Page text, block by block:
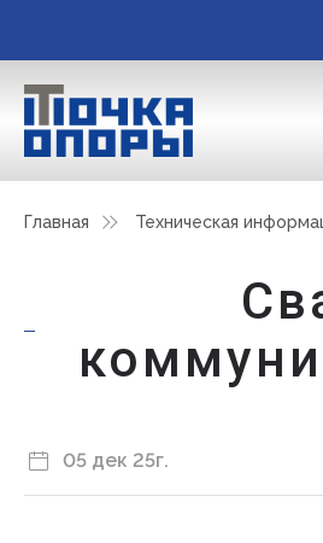
Главная Техническая
05 дек 25г.